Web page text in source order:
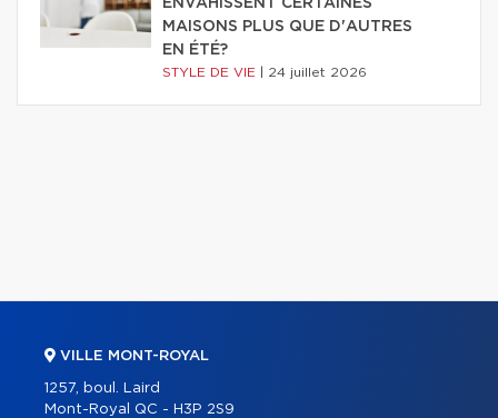
ENVAHISSENT CERTAINES
MAISONS PLUS QUE D'AUTRES
EN ÉTÉ?
STYLE DE VIE 24 juillet 2026
VILLE MONT-ROYAL
1257, boul. Laird
Mont-Royal QC - H3P 2S9